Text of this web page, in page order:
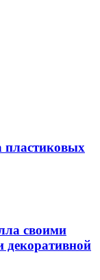
пластиковых
своими
декоративной